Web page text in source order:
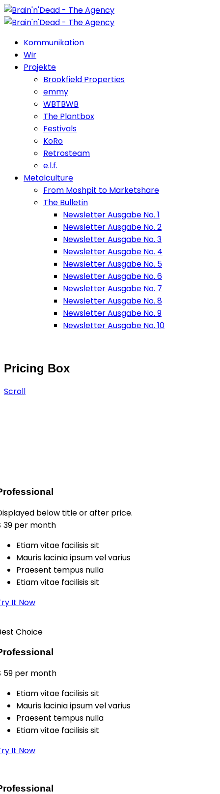
Kommunikation
Wir
Projekte
Brookfield Properties
emmy
WBTBWB
The Plantbox
Festivals
KoRo
Retrosteam
e.l.f.
Metalculture
From Moshpit to Marketshare
The Bulletin
Newsletter Ausgabe No. 1
Newsletter Ausgabe No. 2
Newsletter Ausgabe No. 3
Newsletter Ausgabe No. 4
Newsletter Ausgabe No. 5
Newsletter Ausgabe No. 6
Newsletter Ausgabe No. 7
Newsletter Ausgabe No. 8
Newsletter Ausgabe No. 9
Newsletter Ausgabe No. 10
Pricing Box
Scroll
below title or after price.
39 per month
Etiam vitae facilisis sit
Mauris lacinia ipsum vel varius
Praesent tempus nulla
Etiam vitae facilisis sit
It Now
Choice
59 per month
Etiam vitae facilisis sit
Mauris lacinia ipsum vel varius
Praesent tempus nulla
Etiam vitae facilisis sit
It Now